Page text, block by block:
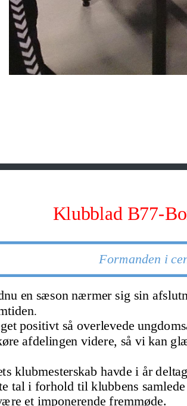
Klubblad B77-
en sæson nærmer sig sin
positivt så overlevede
afdelingen videre, så vi kan
klubmesterskab havde i år
tal i forhold til klubbens
et imponerende fremmøde.
Formanden i